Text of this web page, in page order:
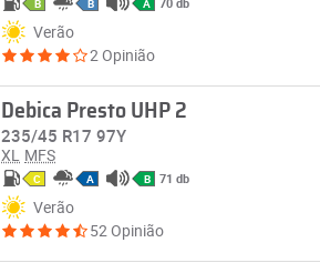
B B A
Verão
2 Opinião
Debica Presto UHP 2
235/45 R17 97Y
XL MFS
C A B 71 db
Verão
52 Opinião